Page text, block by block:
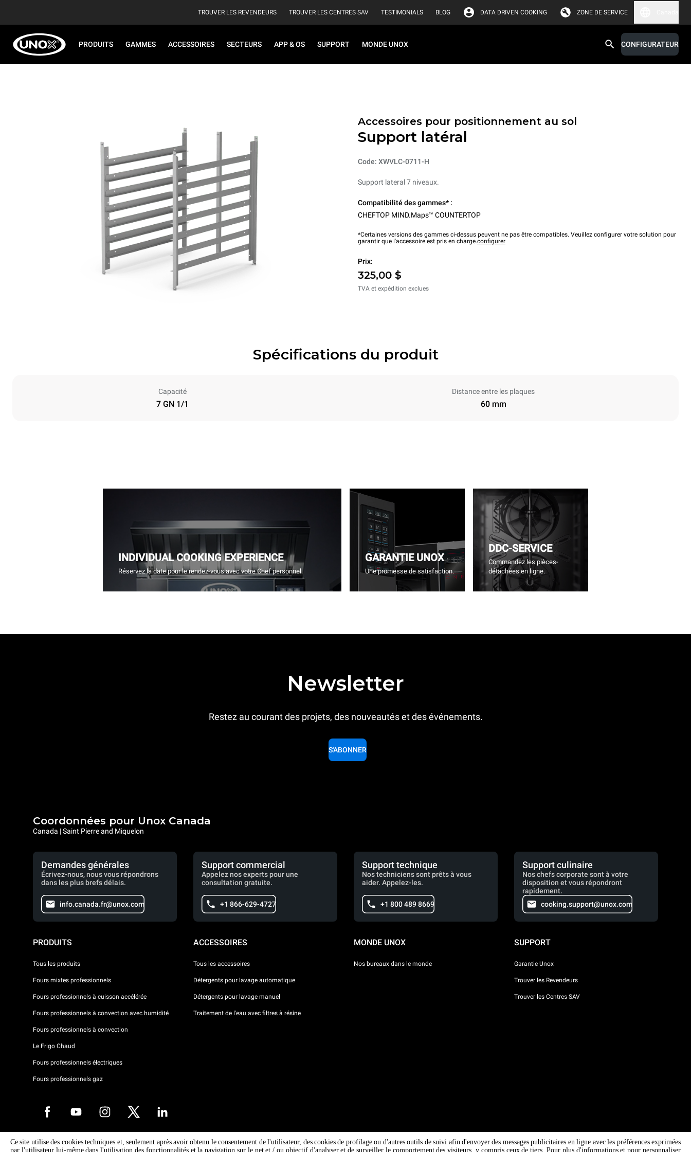
TROUVER LES REVENDEURS TROUVER LES CENTRES SAV TESTIMONIALS BLOG DATA DRIVEN COOKING ZONE DE SERVICE
PRODUITS GAMMES ACCESSOIRES SECTEURS APP & OS SUPPORT MONDE UNOX CONFIGURATEUR
Accessoires pour positionnement au sol
Support latéral
Code: XWVLC-0711-H
Support lateral 7 niveaux.
Compatibilité des gammes* :
CHEFTOP MIND.Maps™ COUNTERTOP
*Certaines versions des gammes ci-dessus peuvent ne pas être compatibles. Veuillez configurer votre solution pour
garantir que l'accessoire est pris en charge.configurer
Prix:
325,00 $
TVA et expédition exclues
Spécifications du produit
Capacité
7 GN 1/1
Distance entre les plaques
60 mm
INDIVIDUAL COOKING EXPERIENCE
Réservez la date pour le rendez-vous avec votre Chef personnel.
GARANTIE UNOX
Une promesse de satisfaction.
DDC-SERVICE
Commandez les pièces-
détachées en ligne.
Newsletter
Restez au courant des projets, des nouveautés et des événements.
S'ABONNER
Coordonnées pour Unox Canada
Canada | Saint Pierre and Miquelon
Demandes générales
Écrivez-nous, nous vous répondrons
dans les plus brefs délais.
info.canada.fr@unox.com
Support commercial
Appelez nos experts pour une
consultation gratuite.
+1 866-629-4727
Support technique
Nos techniciens sont prêts à vous
aider. Appelez-les.
+1 800 489 8669
Support culinaire
Nos chefs corporate sont à votre
disposition et vous répondront
rapidement.
cooking.support@unox.com
PRODUITS
Tous les produits
Fours mixtes professionnels
Fours professionnels à cuisson accélérée
Fours professionnels à convection avec humidité
Fours professionnels à convection
Le Frigo Chaud
Fours professionnels électriques
Fours professionnels gaz
ACCESSOIRES
Tous les accessoires
Détergents pour lavage automatique
Détergents pour lavage manuel
Traitement de l'eau avec filtres à résine
MONDE UNOX
Nos bureaux dans le monde
SUPPORT
Garantie Unox
Trouver les Revendeurs
Trouver les Centres SAV
Droits d'auteurt 2026 UNOX SpA Tous droits réservés. Reg.Papova n °
Ce site utilise des cookies techniques et, seulement après avoir obtenu le consentement de l'utilisateur, des cookies de profilage ou d'autres outils de suivi afin d'envoyer des messages publicitaires en ligne avec les préférences exprimées
par l'utilisateur lui-même dans l'utilisation des fonctionnalités et la navigation sur le net et / ou objectif d'analyser et de surveiller le comportement des visiteurs, y compris ceux de tiers. Pour plus d'informations et pour personnaliser